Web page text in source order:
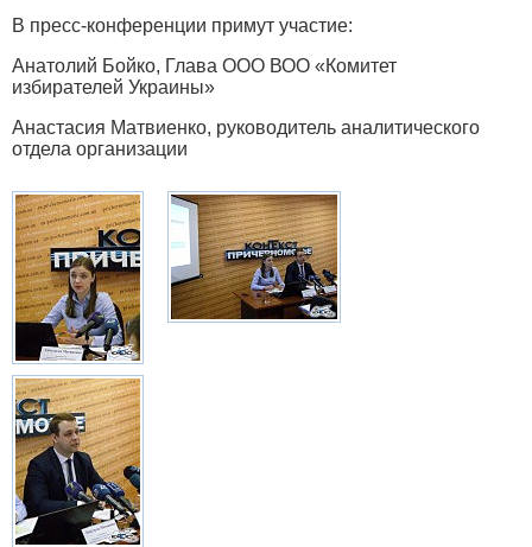
В пресс-конференции примут участие:
Анатолий Бойко, Глава ООО ВОО «Комитет
избирателей Украины»
Анастасия Матвиенко, руководитель аналитического
отдела организации